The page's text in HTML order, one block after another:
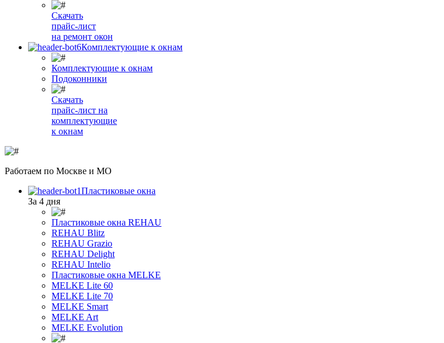
Скачать
прайс-лист
на ремонт окон
Комплектующие к окнам
Комплектующие к окнам
Подоконники
Скачать
прайс-лист на
комплектующие
к окнам
Работаем по Москве и МО
Пластиковые окна
За 4 дня
Пластиковые окна REHAU
REHAU Blitz
REHAU Grazio
REHAU Delight
REHAU Intelio
Пластиковые окна MELKE
MELKE Lite 60
MELKE Lite 70
MELKE Smart
MELKE Art
MELKE Evolution